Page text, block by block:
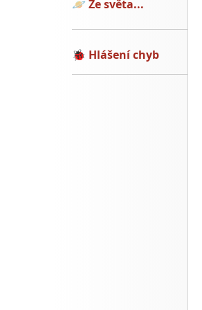
🪐 Ze světa...
🐞 Hlášení chyb